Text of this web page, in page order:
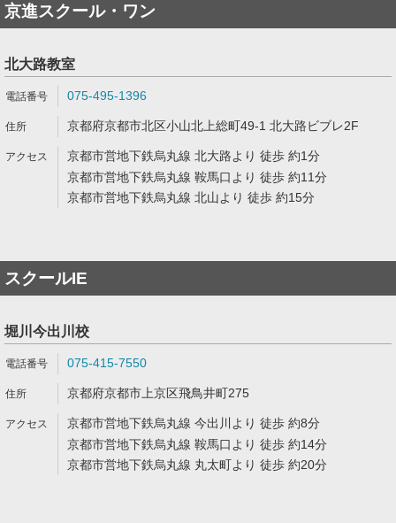
京進スクール・ワン
北大路教室
075-495-1396
京都府京都市北区小山北上総町49-1 北大路ビブレ2F
京都市営地下鉄烏丸線 北大路より 徒歩 約1分
京都市営地下鉄烏丸線 鞍馬口より 徒歩 約11分
京都市営地下鉄烏丸線 北山より 徒歩 約15分
スクールIE
堀川今出川校
075-415-7550
京都府京都市上京区飛鳥井町275
京都市営地下鉄烏丸線 今出川より 徒歩 約8分
京都市営地下鉄烏丸線 鞍馬口より 徒歩 約14分
京都市営地下鉄烏丸線 丸太町より 徒歩 約20分